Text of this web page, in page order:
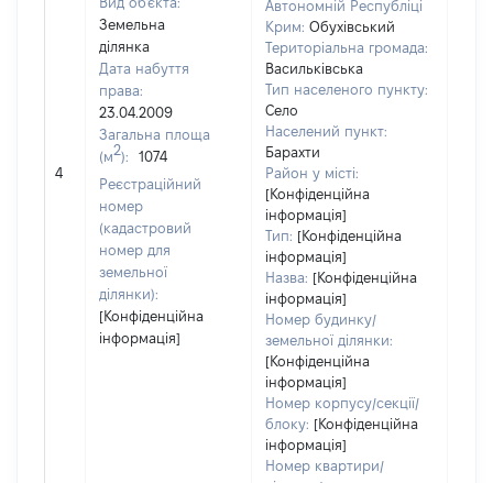
4
Земельна
ділянка
Дата набуття
права:
23.04.2009
Загальна площа
(м2):
1074
Реєстраційний
номер
(кадастровий
номер для
земельної
ділянки):
[Конфіденційна
інформація]
Автономній Республіці
Крим: Обухівський
Територіальна громада:
Васильківська
Тип населеного пункту:
Село
Населений пункт:
Барахти
Район у місті:
[Конфіденційна
інформація]
Тип: [Конфіденційна
інформація]
Назва: [Конфіденційна
інформація]
Номер будинку/
земельної ділянки:
[Конфіденційна
інформація]
Номер корпусу/секції/
блоку: [Конфіденційна
інформація]
Номер квартири/